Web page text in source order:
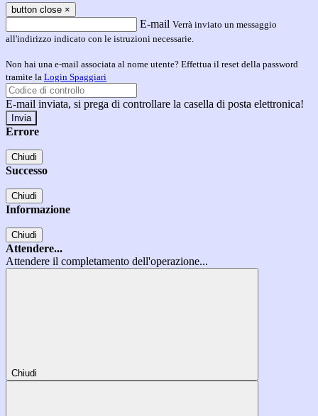
button close ×
E-mail Verrà inviato un messaggio
all'indirizzo indicato con le istruzioni necessarie.
Non hai una e-mail associata al nome utente? Effettua il reset della password
tramite la Login Spaggiari
E-mail inviata, si prega di controllare la casella di posta elettronica!
Errore
Chiudi
Successo
Chiudi
Informazione
Chiudi
Attendere...
Attendere il completamento dell'operazione...
Chiudi